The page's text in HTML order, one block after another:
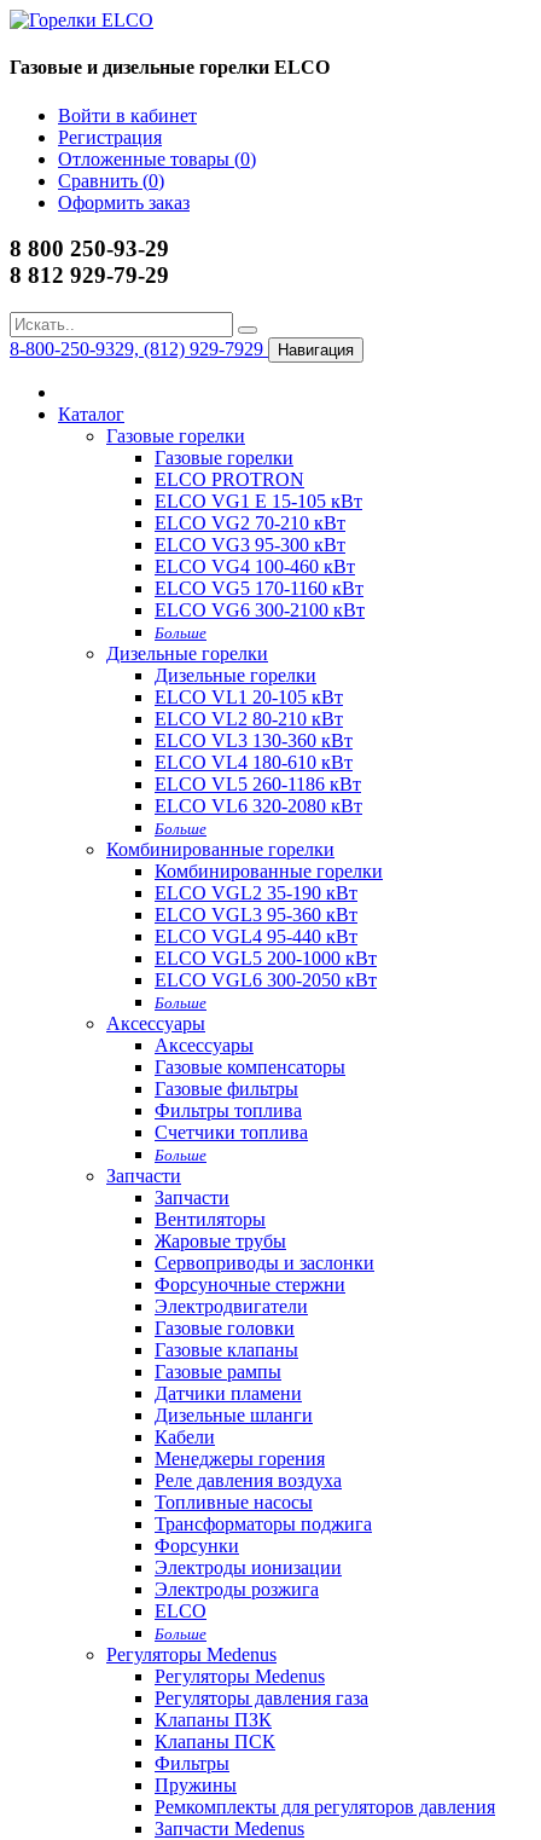
Газовые и дизельные горелки ELCO
Войти в кабинет
Регистрация
Отложенные товары (0)
Сравнить (0)
Оформить заказ
8 800 250-93-29
8 812 929-79-29
8-800-250-9329, (812) 929-7929 Навигация
Каталог
Газовые горелки
Газовые горелки
ELCO PROTRON
ELCO VG1 E 15-105 кВт
ELCO VG2 70-210 кВт
ELCO VG3 95-300 кВт
ELCO VG4 100-460 кВт
ELCO VG5 170-1160 кВт
ELCO VG6 300-2100 кВт
Больше
Дизельные горелки
Дизельные горелки
ELCO VL1 20-105 кВт
ELCO VL2 80-210 кВт
ELCO VL3 130-360 кВт
ELCO VL4 180-610 кВт
ELCO VL5 260-1186 кВт
ELCO VL6 320-2080 кВт
Больше
Комбинированные горелки
Комбинированные горелки
ELCO VGL2 35-190 кВт
ELCO VGL3 95-360 кВт
ELCO VGL4 95-440 кВт
ELCO VGL5 200-1000 кВт
ELCO VGL6 300-2050 кВт
Больше
Аксессуары
Аксессуары
Газовые компенсаторы
Газовые фильтры
Фильтры топлива
Счетчики топлива
Больше
Запчасти
Запчасти
Вентиляторы
Жаровые трубы
Сервоприводы и заслонки
Форсуночные стержни
Электродвигатели
Газовые головки
Газовые клапаны
Газовые рампы
Датчики пламени
Дизельные шланги
Кабели
Менеджеры горения
Реле давления воздуха
Топливные насосы
Трансформаторы поджига
Форсунки
Электроды ионизации
Электроды розжига
ELCO
Больше
Регуляторы Medenus
Регуляторы Medenus
Регуляторы давления газа
Клапаны ПЗК
Клапаны ПСК
Фильтры
Пружины
Ремкомплекты для регуляторов давления
Запчасти Medenus